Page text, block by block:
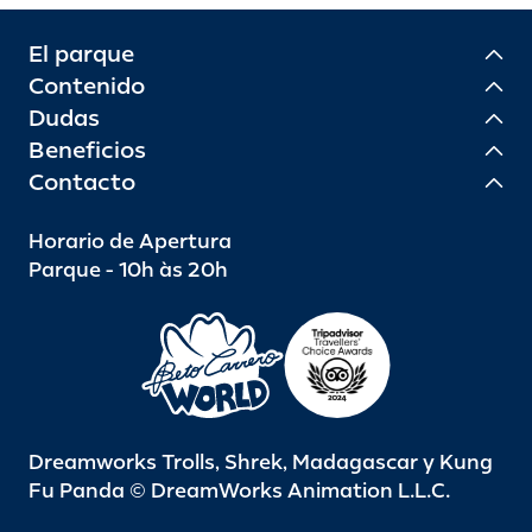
El parque
Contenido
Dudas
Beneficios
Contacto
Horario de Apertura
Parque - 10h às 20h
Dreamworks Trolls, Shrek, Madagascar y Kung
Fu Panda © DreamWorks Animation L.L.C.